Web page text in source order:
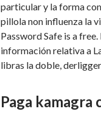
particular y la forma
pillola non influenza la
Password Safe is a
información relativa a
libras la doble,
Paga kamagra